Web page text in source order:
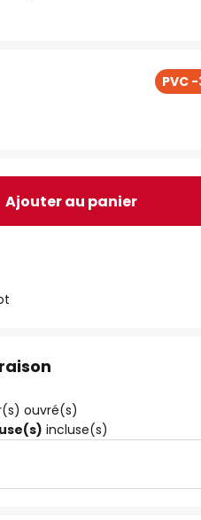
PVC
Ajouter au panier
ouvré(s)
incluse(s)